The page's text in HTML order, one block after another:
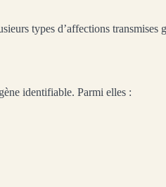
types d’affections transmises
identifiable. Parmi elles :